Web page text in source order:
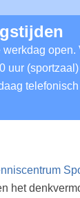
open.
uur (sportzaal)
het